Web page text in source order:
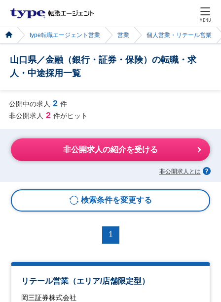
MENU
type転職エージェント営業 営業 個人営業・リテール営業
山口県／金融（銀行・証券・保険）の転職・求
人・中途採用一覧
公開中の求人 2 件
非公開求人 2 件がヒット
非公開求人の紹介を受ける
非公開求人とは
検索条件を変更する
1
リテール営業（エリア/店舗限定型）
岡三証券株式会社